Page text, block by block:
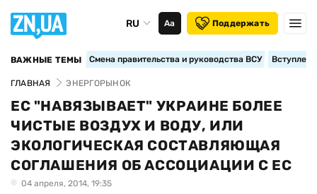
RU Аа Поддержать
ВАЖНЫЕ ТЕМЫ Смена правительства и руководства ВСУ
ГЛАВНАЯ ЭНЕРГОРЫНОК
ЕС "НАВЯЗЫВАЕТ" УКРАИНЕ БОЛЕЕ
ЧИСТЫЕ ВОЗДУХ И ВОДУ, ИЛИ
ЭКОЛОГИЧЕСКАЯ СОСТАВЛЯЮЩАЯ
СОГЛАШЕНИЯ ОБ АССОЦИАЦИИ С ЕС
04 апреля, 2014, 19:35